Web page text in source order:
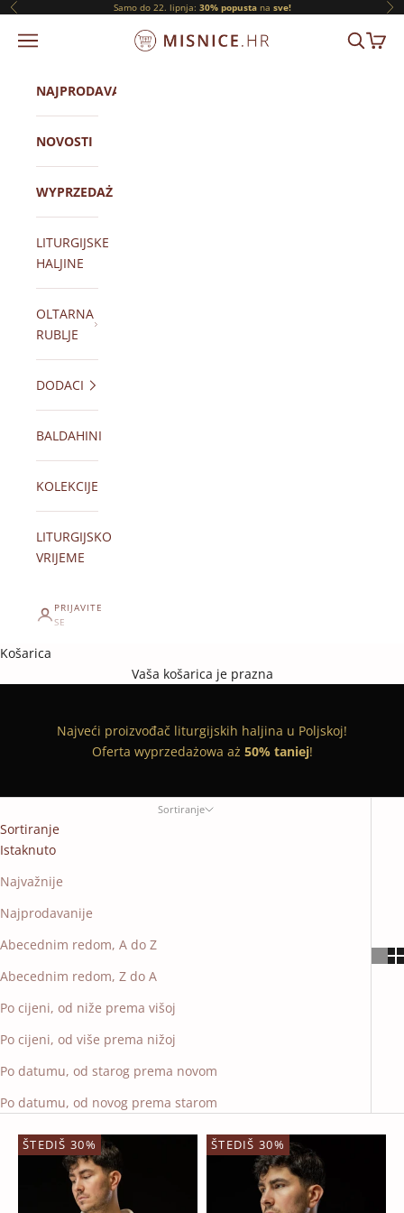
Prijeđi na sadržaj
Prethodni Samo do 22. lipnja: 30% popustana sve!
ORNATY.PL
IZBORNIK TRAŽI
NAJPRODAVANIJI
NOVOSTI
WYPRZEDAŻ
LITURGIJSKE
HALJINE
OLTARNA
RUBLJE
DODACI
BALDAHINI
KOLEKCIJE
LITURGIJSKO
VRIJEME
PRIJAVITE
SE
Košarica
Vaša košarica je prazna
Najveći proizvođač liturgijskih haljina u Poljskoj!
Oferta wyprzedażowa aż 50% taniej!
Sortiranje
Sortiranje
Istaknuto
Najvažnije
Najprodavanije
Abecednim redom, A do Z
Abecednim redom, Z do A
Po cijeni, od niže prema višoj
Po cijeni, od više prema nižoj
Po datumu, od starog prema novom
Po datumu, od novog prema starom
ŠTEDIŠ 30% ŠTEDIŠ 30%